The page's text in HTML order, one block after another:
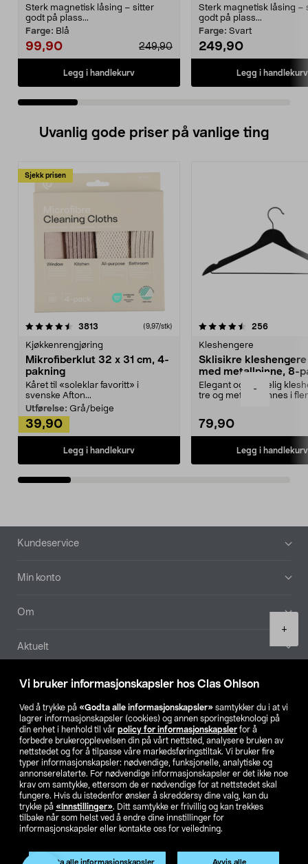
Vi bruker informasjonskapsler hos Clas Ohlson
Ved å trykke på «Godta alle informasjonskapsler» samtykker du i at vi
lagrer informasjonskapsler (cookies) og annen sporingsteknologi på
din enhet i henhold til vår policy for informasjonskapsler for å
forbedre brukeropplevelsen din på vårt nettsted, analysere bruken av
nettstedet og for å tilpasse våre markedsføringstiltak. Vi bruker fire
typer informasjonskapsler: nødvendige, funksjonelle, analytiske og
annonserelaterte. For nødvendige informasjonskapsler er det ikke noe
krav om samtykke, ettersom de er nødvendige for at nettstedet skal
fungere. Hvis du istedenfor ønsker å skreddersy dine valg, kan du
trykke på «Innstillinger». Ditt samtykke er frivillig og kan trekkes
tilbake når som helst ved å endre dine innstillinger for
informasjonskapsler eller kontakte oss for veiledning.
Godta alle informasjonskapsler Avvis alle
-
+
Sterk magnetisk låsing – sitter
godt på plass...
Farge: Blå
99,90 249,90
Legg i handlekurv
Sterk magnetisk låsing –
godt på plass...
Farge: Svart
249,90
Legg i handlekurv
Uvanlig gode priser på vanlige ting
Sjekk prisen
3813 anmeldelser(9,97/stk)
Kjøkkenrengjøring
Mikrofiberklut 32 x 31 cm, 4-
pakning
Kåret til «soleklar favoritt» i
svenske Afton...
Utførelse: Grå/beige
39,90
Legg i handlekurv
4.5av 5 stjerner 256
Kleshengere
Sklisikre
med metallpinne, 8-
Elegant og skikkelig
tre og metall – finnes i
79,90
Legg i handlekurv
4.5av 5 stjerner
Bunntekst
Kundeservice
Min konto
Om
Aktuelt
Våre selskaper
Finn din butikk
SE NO FI
Endre til priser ekskl. moms